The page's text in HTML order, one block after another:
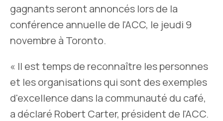
gagnants seront annoncés lors de la
conférence annuelle de l'ACC, le jeudi 9
novembre à Toronto.
« Il est temps de reconnaître les personnes
et les organisations qui sont des exemples
d'excellence dans la communauté du café,
a déclaré Robert Carter, président de l'ACC.